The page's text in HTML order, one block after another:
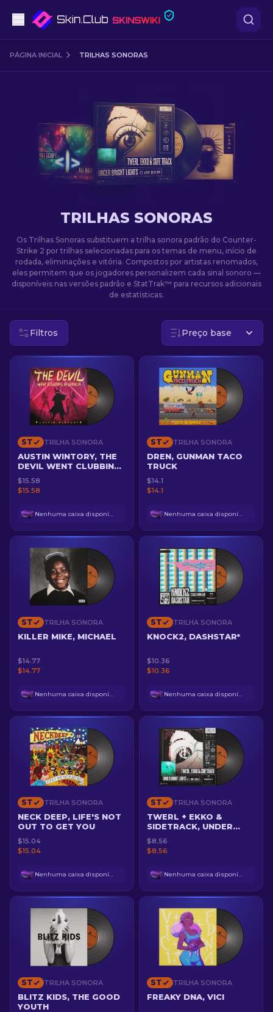
Pistolas
Rifles de Precisão
Facas
Caixas
Outro
PÁGINA INICIAL TRILHAS SONORAS
TRILHAS SONORAS
Os Trilhas Sonoras substituem a trilha sonora padrão do Counter-
Strike 2 por trilhas selecionadas para os temas de menu, início de
rodada, eliminações e vitória. Compostos por artistas renomados,
eles permitem que os jogadores personalizem cada sinal sonoro —
disponíveis nas versões padrão e StatTrak™ para recursos adicionais
de estatísticas.
Filtros Preço base
ST TRILHA SONORA
AUSTIN WINTORY, THE
DEVIL WENT CLUBBING
IN GEORGIA
$15.58
$15.58
Nenhuma caixa disponível
ST TRILHA SONORA
DREN, GUNMAN TACO
TRUCK
$14.1
$14.1
Nenhuma caixa disponível
ST TRILHA SONORA
KILLER MIKE, MICHAEL
$14.77
$14.77
Nenhuma caixa disponível
ST TRILHA SONORA
KNOCK2, DASHSTAR*
$10.36
$10.36
Nenhuma caixa disponível
ST TRILHA SONORA
NECK DEEP, LIFE'S NOT
OUT TO GET YOU
$15.04
$15.04
Nenhuma caixa disponível
ST TRILHA SONORA
TWERL + EKKO &
SIDETRACK, UNDER
BRIGHT LIGHTS
$8.56
$8.56
Nenhuma caixa disponível
ST TRILHA SONORA
BLITZ KIDS, THE GOOD
YOUTH
ST TRILHA SONORA
FREAKY DNA, VICI